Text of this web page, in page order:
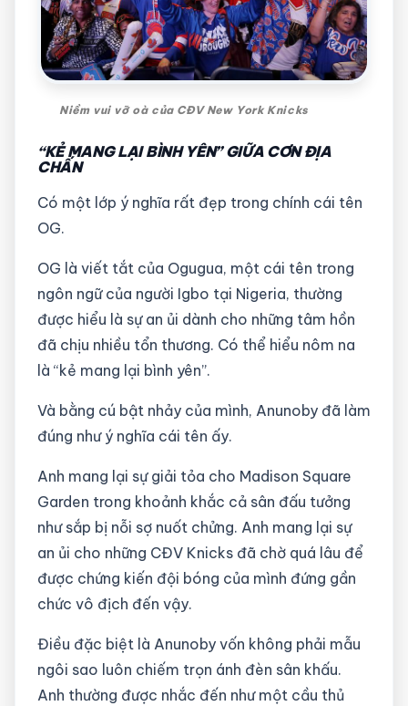
Niềm vui vỡ oà của CĐV New York Knicks
“KẺ MANG LẠI BÌNH YÊN” GIỮA CƠN ĐỊA
CHẤN
Có một lớp ý nghĩa rất đẹp trong chính cái tên
OG.
OG là viết tắt của Ogugua, một cái tên trong
ngôn ngữ của người Igbo tại Nigeria, thường
được hiểu là sự an ủi dành cho những tâm hồn
đã chịu nhiều tổn thương. Có thể hiểu nôm na
là “kẻ mang lại bình yên”.
Và bằng cú bật nhảy của mình, Anunoby đã làm
đúng như ý nghĩa cái tên ấy.
Anh mang lại sự giải tỏa cho Madison Square
Garden trong khoảnh khắc cả sân đấu tưởng
như sắp bị nỗi sợ nuốt chửng. Anh mang lại sự
an ủi cho những CĐV Knicks đã chờ quá lâu để
được chứng kiến đội bóng của mình đứng gần
chức vô địch đến vậy.
Điều đặc biệt là Anunoby vốn không phải mẫu
ngôi sao luôn chiếm trọn ánh đèn sân khấu.
Anh thường được nhắc đến như một cầu thủ